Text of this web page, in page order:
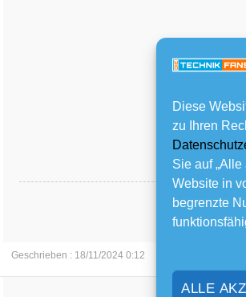
Diese
zu Ihren
Sie auf
Website in
begrenzte
ALLE
Geschrieben : 18/11/2024 0:12